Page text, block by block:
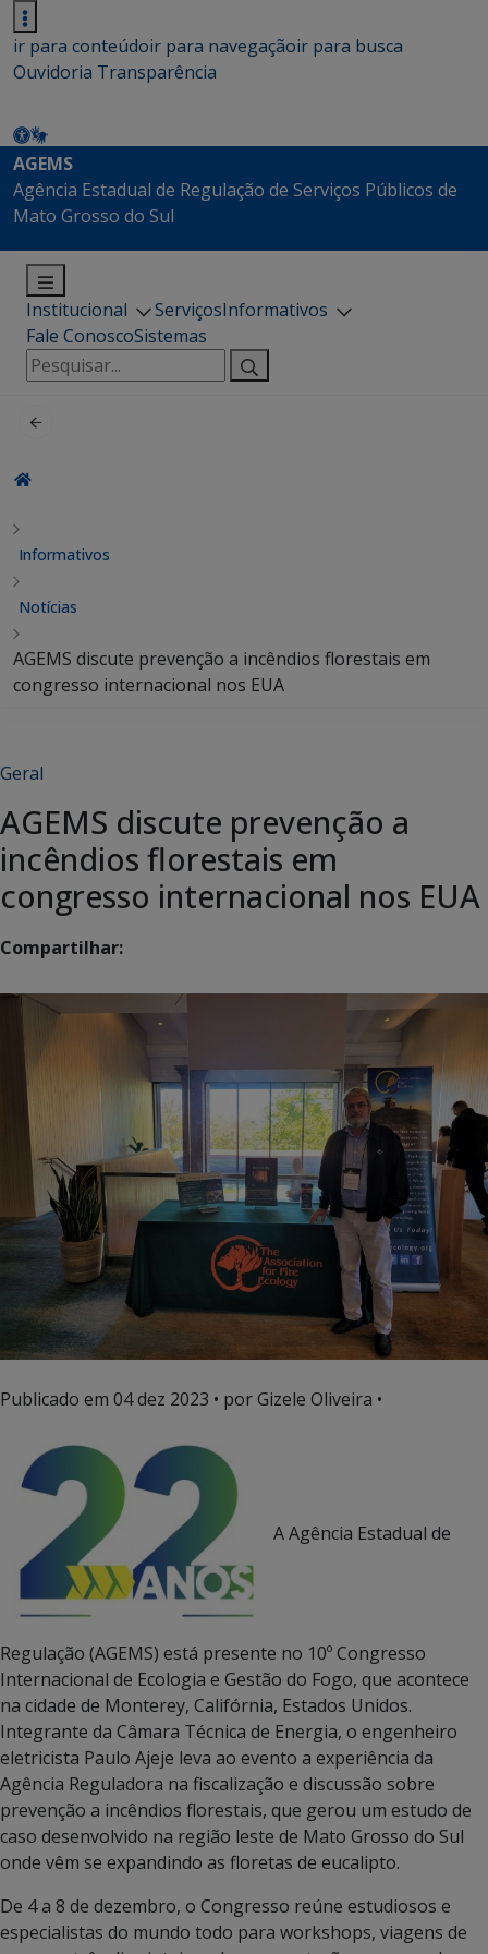
ir para conteúdoir para navegaçãoir para busca
Ouvidoria Transparência
AGEMS
Agência Estadual de Regulação de Serviços Públicos de
Mato Grosso do Sul
Institucional ServiçosInformativos
Fale ConoscoSistemas
Pesquisar
por:
Informativos
Notícias
AGEMS discute prevenção a incêndios florestais em
congresso internacional nos EUA
Geral
AGEMS discute prevenção a
incêndios florestais em
congresso internacional nos EUA
Compartilhar:
Publicado em 04 dez 2023 • por Gizele Oliveira •
A Agência Estadual de
Regulação (AGEMS) está presente no 10º Congresso
Internacional de Ecologia e Gestão do Fogo, que acontece
na cidade de Monterey, Califórnia, Estados Unidos.
Integrante da Câmara Técnica de Energia, o engenheiro
eletricista Paulo Ajeje leva ao evento a experiência da
Agência Reguladora na fiscalização e discussão sobre
prevenção a incêndios florestais, que gerou um estudo de
caso desenvolvido na região leste de Mato Grosso do Sul
onde vêm se expandindo as floretas de eucalipto.
De 4 a 8 de dezembro, o Congresso reúne estudiosos e
especialistas do mundo todo para workshops, viagens de